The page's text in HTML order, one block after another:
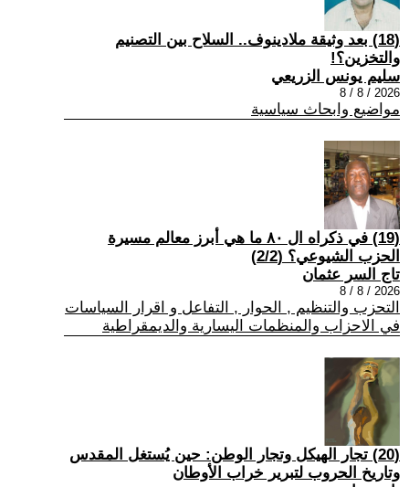
(18) بعد وثيقة ملادينوف.. السلاح بين التصنيم
والتخزين؟!
سليم يونس الزريعي
2026 / 8 / 8
مواضيع وابحاث سياسية
(19) في ذكراه ال ٨٠ ما هي أبرز معالم مسيرة
الحزب الشيوعي؟ (2/2)
تاج السر عثمان
2026 / 8 / 8
التحزب والتنظيم , الحوار , التفاعل و اقرار السياسات
في الاحزاب والمنظمات اليسارية والديمقراطية
(20) تجار الهيكل وتجار الوطن: حين يُستغل المقدس
وتاريخ الحروب لتبرير خراب الأوطان